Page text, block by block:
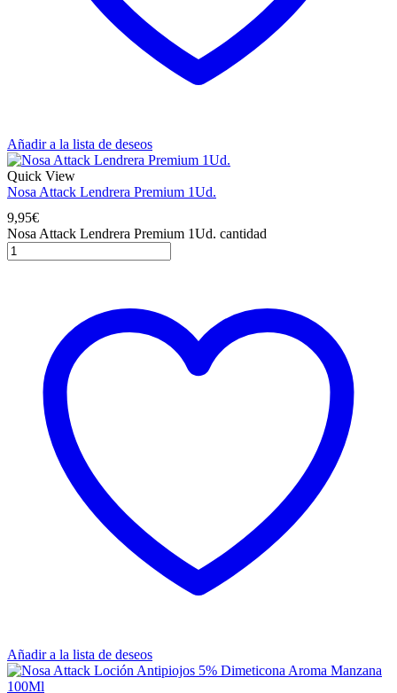
Añadir a la lista de deseos
Quick View
Nosa Attack Lendrera Premium 1Ud.
9,95€
Nosa Attack Lendrera Premium 1Ud. cantidad
Añadir a la lista de deseos